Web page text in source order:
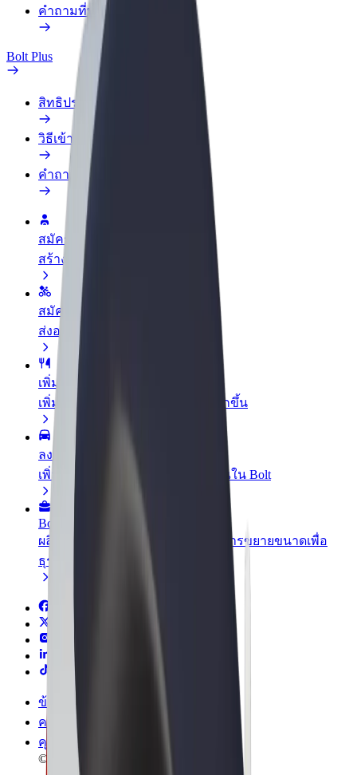
คำถามที่พบบ่อย
Bolt Plus
สิทธิประโยชน์
วิธีเข้าร่วม
คำถามที่พบบ่อย
สมัครเป็นคนขับ
สร้างรายได้ในแบบของคุณ
สมัครเป็นคนส่งพัสดุ
ส่งอาหารและรับรายได้ทุกสัปดาห์
เพิ่มร้านอาหารหรือร้านค้า
เพิ่มรายได้ด้วยการเข้าถึงลูกค้ามากขึ้น
ลงทะเบียนเป็นเจ้าของฟลีท
เพิ่มรายได้ด้วยการเพิ่มฟลีทของคุณใน Bolt
Bolt for Business
ผลิตภัณฑ์และบริการของ Bolt ที่มีการขยายขนาดเพื่อ
ธุรกิจของคุณ
ข้อกำหนด และเงื่อนไข
ความเป็นส่วนตัว
คุกกี้
© 2026 Bolt Technology OÜ